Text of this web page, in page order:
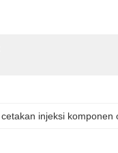
cetakan injeksi komponen